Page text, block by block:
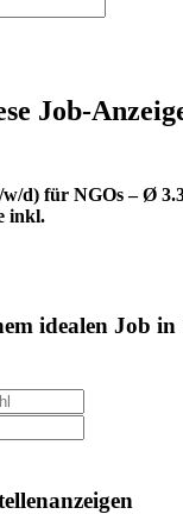
Job-
d) für NGOs – Ø
inkl.
idealen Job